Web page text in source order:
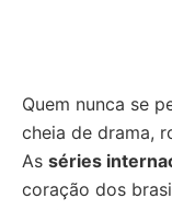
Quem nunca se
cheia de drama,
As séries
coração dos